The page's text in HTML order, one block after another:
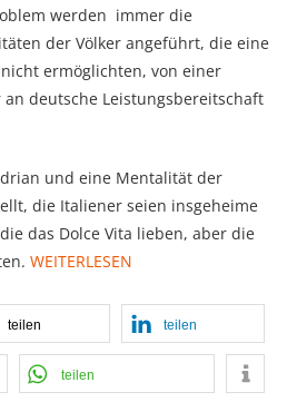
werden immer die
der Völker angeführt, die eine
ermöglichten, von einer
deutsche Leistungsbereitschaft
und eine Mentalität der
die Italiener seien insgeheime
das Dolce Vita lieben, aber die
WEITERLESEN
teilen teilen
teilen